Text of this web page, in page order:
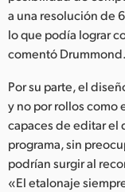
a una resolución de
lo que podía lograr
comentó Drummond.
Por su parte, el
y no por rollos como
capaces de editar el
programa, sin
podrían surgir al
«El etalonaje